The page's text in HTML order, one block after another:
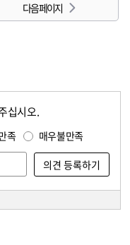
다음 페이지
십시오.
족 매우불만족